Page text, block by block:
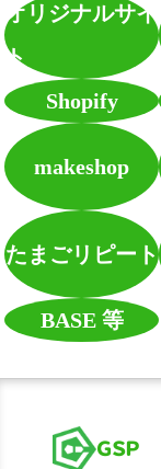
オリジナルサイ
ト
Shopify
makeshop
たまごリピート
BASE 等
ＧＳＰ